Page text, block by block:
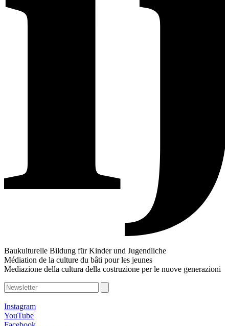
Baukulturelle Bildung für Kinder und Jugendliche
Médiation de la culture du bâti pour les jeunes
Mediazione della cultura della costruzione per le nuove generazioni
Instagram
YouTube